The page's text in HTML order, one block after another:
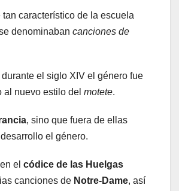
tan característico de la escuela
denominaban canciones de
durante el siglo XIV el género fue
al nuevo estilo del motete.
, sino que fuera de ellas
el género.
el códice de las Huelgas
canciones de Notre-Dame, así